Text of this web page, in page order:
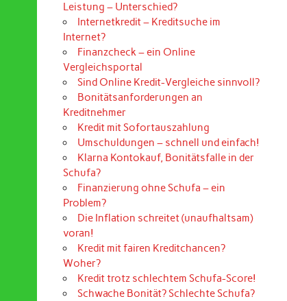
Leistung – Unterschied?
Internetkredit – Kreditsuche im
Internet?
Finanzcheck – ein Online
Vergleichsportal
Sind Online Kredit-Vergleiche sinnvoll?
Bonitätsanforderungen an
Kreditnehmer
Kredit mit Sofortauszahlung
Umschuldungen – schnell und einfach!
Klarna Kontokauf, Bonitätsfalle in der
Schufa?
Finanzierung ohne Schufa – ein
Problem?
Die Inflation schreitet (unaufhaltsam)
voran!
Kredit mit fairen Kreditchancen?
Woher?
Kredit trotz schlechtem Schufa-Score!
Schwache Bonität? Schlechte Schufa?